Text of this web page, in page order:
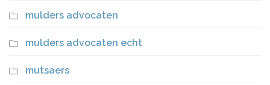
mulders advocaten
mulders advocaten echt
mutsaers